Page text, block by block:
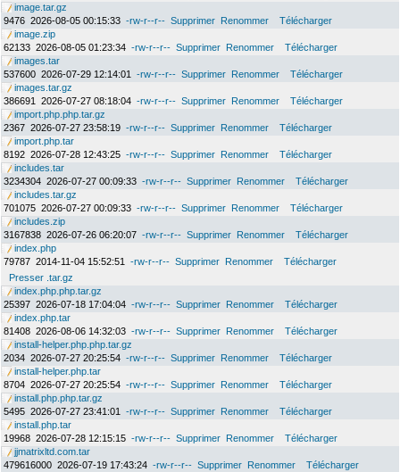
image.tar.gz
9476 2026-08-05 00:15:33 -rw-r--r-- Supprimer Renommer
Télécharger
image.zip
62133 2026-08-05 01:23:34 -rw-r--r-- Supprimer Renommer
Télécharger
images.tar
537600 2026-07-29 12:14:01 -rw-r--r-- Supprimer Renommer
Télécharger
images.tar.gz
386691
2026-07-27 08:18:04 -rw-r--r-- Supprimer Renommer
Télécharger
import.php.php.tar.gz
2367 2026-07-27 23:58:19 -rw-r--r-- Supprimer Renommer
Télécharger
import.php.tar
8192 2026-07-28 12:43:25 -rw-r--r-- Supprimer Renommer
Télécharger
includes.tar
3234304 2026-07-27 00:09:33 -rw-r--r-- Supprimer Renommer
Télécharger
includes.tar.gz
701075 2026-07-27 00:09:33 -rw-r--r-- Supprimer Renommer
Télécharger
includes.zip
3167838 2026-07-26 06:20:07 -rw-r--r-- Supprimer Renommer
Télécharger
index.php
79787 2014-11-04 15:52:51 -rw-r--r-- Supprimer Renommer
Télécharger
Presser .tar.gz
index.php.php.tar.gz
25397 2026-07-18 17:04:04 -rw-r--r-- Supprimer Renommer
Télécharger
index.php.tar
81408 2026-08-06 14:32:03 -rw-r--r-- Supprimer Renommer
Télécharger
install-helper.php.php.tar.gz
2034 2026-07-27 20:25:54 -rw-r--r-- Supprimer Renommer
Télécharger
install-helper.php.tar
8704 2026-07-27 20:25:54 -rw-r--r-- Supprimer Renommer
Télécharger
install.php.php.tar.gz
5495 2026-07-27 23:41:01 -rw-r--r-- Supprimer Renommer
Télécharger
install.php.tar
19968 2026-07-28 12:15:15 -rw-r--r-- Supprimer Renommer
Télécharger
jjmatrixltd.com.tar
479616000 2026-07-19 17:43:24 -rw-r--r-- Supprimer Renommer
Télécharger